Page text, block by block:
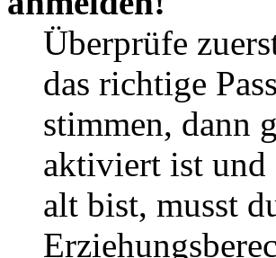
Überprüfe
das richtige
stimmen, dann
aktiviert ist und
alt bist, musst